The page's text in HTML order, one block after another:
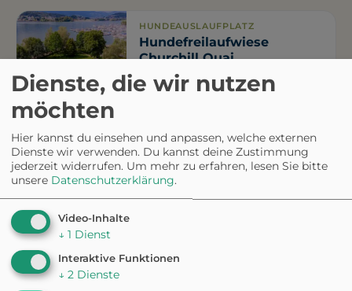
HUNDEAUSLAUFPLATZ
Hundefreilaufwiese
Churchill Quai
Tribschen
Dienste, die wir nutzen
möchten
Hier kannst du einsehen und anpassen, welche externen
Dienste wir verwenden. Du kannst deine Zustimmung
jederzeit widerrufen. Um mehr zu erfahren, lesen Sie bitte
unsere Datenschutzerklärung.
Video-Inhalte
↓ 1 Dienst
Interaktive Funktionen
↓ 2 Dienste